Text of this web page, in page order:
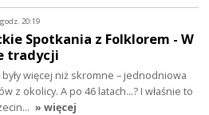
20:19
Spotkania z Folklorem - W
tradycji
więcej niż skromne – jednodniowa
z okolicy. A po 46 latach…? I właśnie to
» więcej